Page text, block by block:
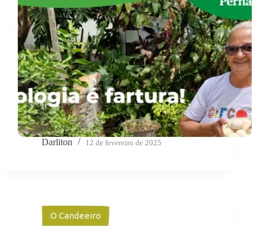
Darliton 12 de fevereiro de 2025
O Candeeiro